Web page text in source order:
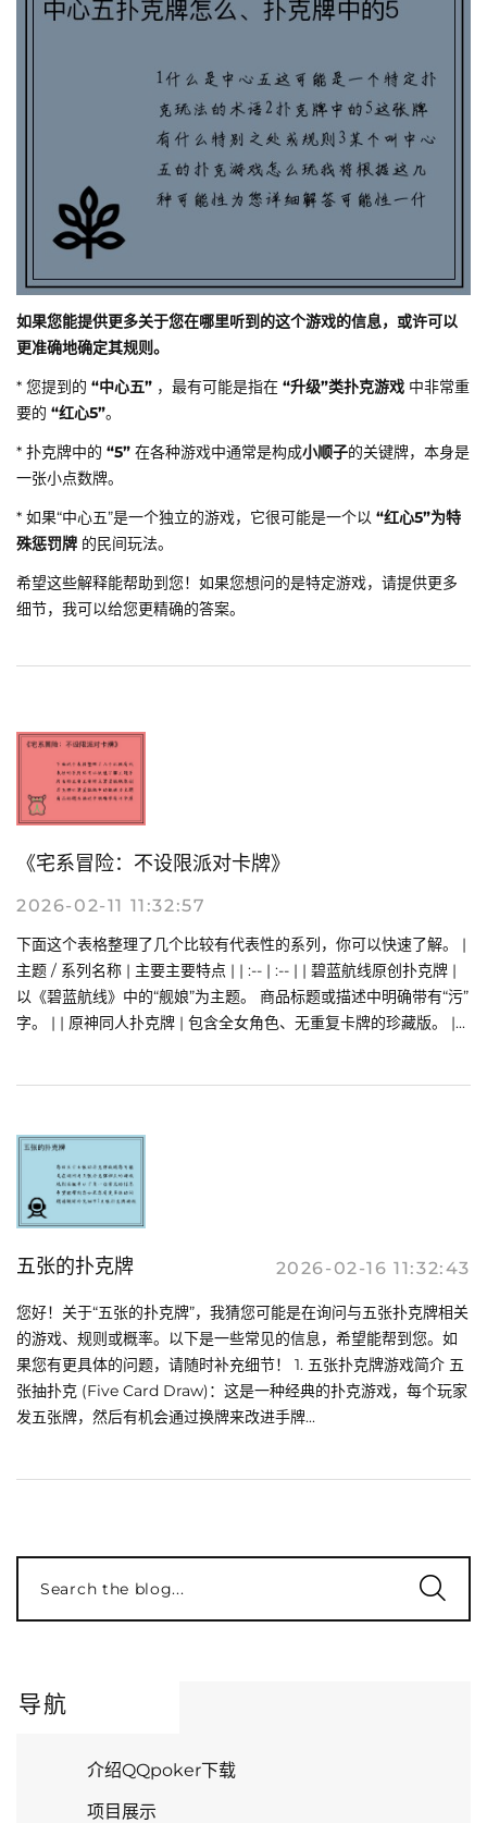
如果您能提供更多关于您在哪里听到的这个游戏的信息，或许可以
更准确地确定其规则。
* 您提到的 “中心五” ，最有可能是指在 “升级”类扑克游戏 中非常重
要的 “红心5”。
* 扑克牌中的 “5” 在各种游戏中通常是构成小顺子的关键牌，本身是
一张小点数牌。
* 如果“中心五”是一个独立的游戏，它很可能是一个以 “红心5”为特
殊惩罚牌 的民间玩法。
希望这些解释能帮助到您！如果您想问的是特定游戏，请提供更多
细节，我可以给您更精确的答案。
《宅系冒险：不设限派对卡牌》
2026-02-11 11:32:57
下面这个表格整理了几个比较有代表性的系列，你可以快速了解。 |
主题 / 系列名称 | 主要主要特点 | | :-- | :-- | | 碧蓝航线原创扑克牌 |
以《碧蓝航线》中的“舰娘”为主题。 商品标题或描述中明确带有“污”
字。 | | 原神同人扑克牌 | 包含全女角色、无重复卡牌的珍藏版。 |...
五张的扑克牌 2026-02-16 11:32:43
您好！关于“五张的扑克牌”，我猜您可能是在询问与五张扑克牌相关
的游戏、规则或概率。以下是一些常见的信息，希望能帮到您。如
果您有更具体的问题，请随时补充细节！ 1. 五张扑克牌游戏简介 五
张抽扑克 (Five Card Draw)：这是一种经典的扑克游戏，每个玩家
发五张牌，然后有机会通过换牌来改进手牌...
Search the blog...
导航
介绍QQpoker下载
项目展示